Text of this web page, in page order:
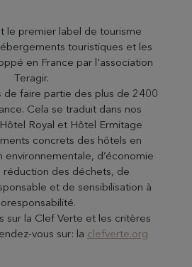
le premier label de tourisme
touristiques et les
en France par l'association
Teragir.
de faire partie des plus de 2400
Cela se traduit dans nos
Royal et Hôtel Ermitage
concrets des hôtels en
d’économie
réduction des déchets, de
et de sensibilisation à
sur la Clef Verte et les critères
vous sur: la clefverte.org